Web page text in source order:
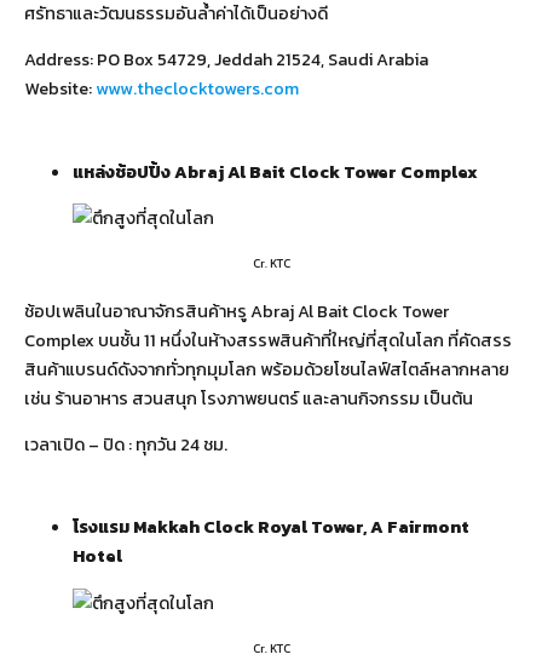
ศรัทธาและวัฒนธรรมอันล้ำค่าได้เป็นอย่างดี
Address: PO Box 54729, Jeddah 21524, Saudi Arabia
Website:www.theclocktowers.com
แหล่งช้อปปิ้งAbraj Al Bait Clock Tower Complex
Cr. KTC
ช้อปเพลินในอาณาจักรสินค้าหรู Abraj Al Bait Clock Tower
Complex บนชั้น 11 หนึ่งในห้างสรรพสินค้าที่ใหญ่ที่สุดในโลก ที่คัดสรร
สินค้าแบรนด์ดังจากทั่วทุกมุมโลก พร้อมด้วยโซนไลฟ์สไตล์หลากหลาย
เช่น ร้านอาหาร สวนสนุก โรงภาพยนตร์ และลานกิจกรรม เป็นต้น
เวลาเปิด – ปิด : ทุกวัน 24 ชม.
โรงแรมMakkah Clock Royal Tower, A Fairmont
Hotel
Cr. KTC